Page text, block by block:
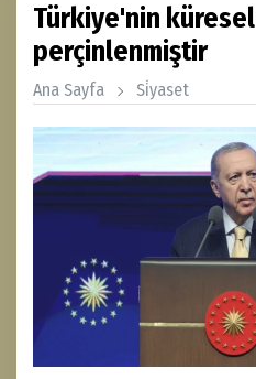
Türkiye'nin
perçinlenmiştir
Ana Sayfa Si̇yaset